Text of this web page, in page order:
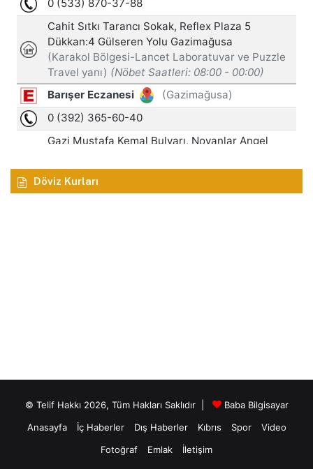
Döviz Kurları
© Telif Hakkı 2026, Tüm Hakları Saklıdır |
Baba Bilgisayar
Anasayfa
İç Haberler Dış Haberler Kıbrıs Spor
Video
Fotoğraf
Emlak İletişim